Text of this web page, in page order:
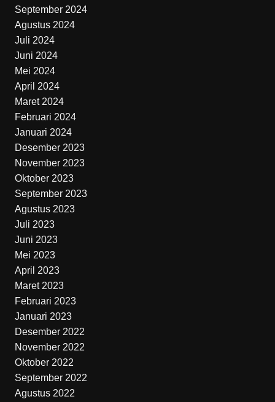
September 2024
Agustus 2024
Juli 2024
Juni 2024
Mei 2024
April 2024
Maret 2024
Februari 2024
Januari 2024
Desember 2023
November 2023
Oktober 2023
September 2023
Agustus 2023
Juli 2023
Juni 2023
Mei 2023
April 2023
Maret 2023
Februari 2023
Januari 2023
Desember 2022
November 2022
Oktober 2022
September 2022
Agustus 2022